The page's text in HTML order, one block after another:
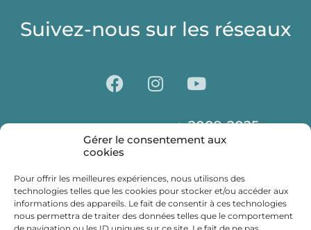
Gérer le consentement aux
cookies
Pour offrir les meilleures expériences, nous utilisons des
technologies telles que les cookies pour stocker et/ou accéder aux
informations des appareils. Le fait de consentir à ces technologies
nous permettra de traiter des données telles que le comportement
Suivez-nous sur les réseaux
© Centre Laser CLIPP Paris2009-2025
Déontologie